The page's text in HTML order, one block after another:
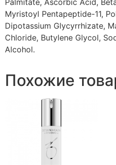
Myristoyl Pentapeptide-11,
Dipotassium Glycyrrhizate,
Chloride, Butylene Glycol,
Alcohol.
Похожие